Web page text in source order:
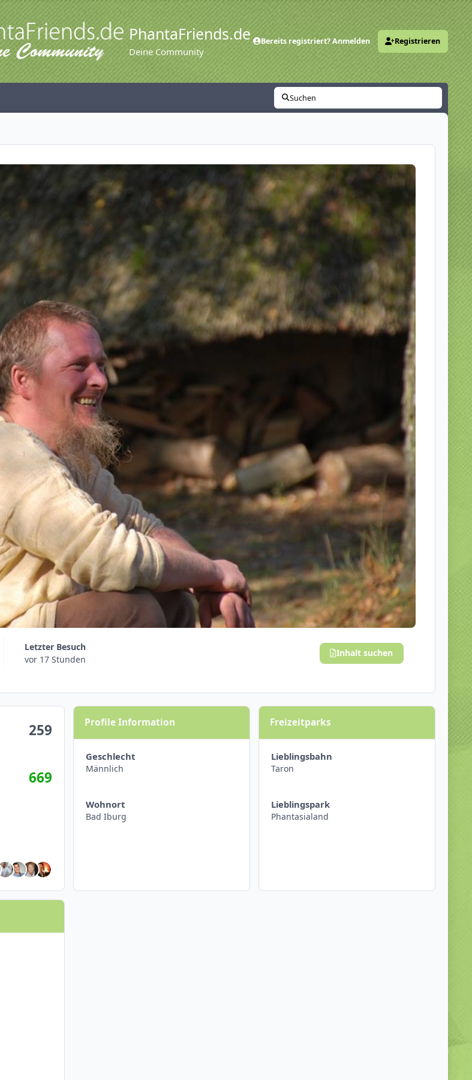
PhantaFriends.de
Deine Community
Bereits registriert? Anmelden Registrieren
Suchen
Letzter Besuch
vor 17 Stunden
Inhalt suchen
259
669
Profile Information
Geschlecht
Männlich
Wohnort
Bad Iburg
Freizeitparks
Lieblingsbahn
Taron
Lieblingspark
Phantasialand